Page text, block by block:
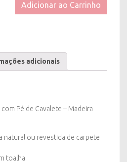
Adicionar ao Carrinho
adicionais
Pé de Cavalete – Madeira
natural ou revestida de carpete
toalha